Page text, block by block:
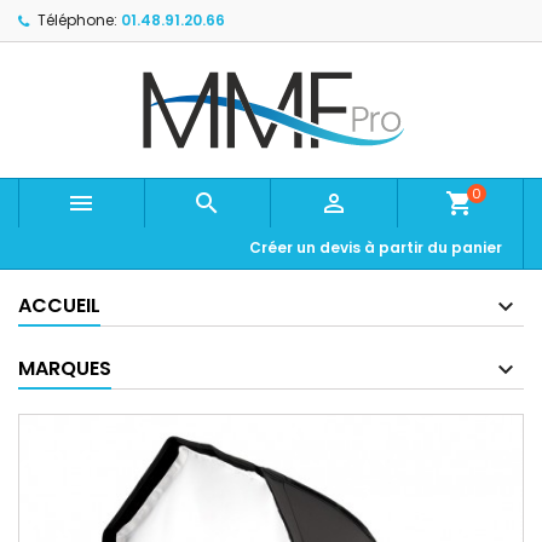
Téléphone: 01.48.91.20.66
   shopping_cart0
Créer un devis à partir du panier
ACCUEIL
MARQUES